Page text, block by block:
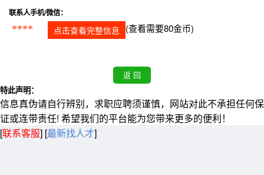
联系人手机/微信：
**** 点击查看完整信息 (查看需要80金币)
特此声明：
信息真伪请自行辨别，求职应聘须谨慎，网站对此不承担任何保
证或连带责任! 希望我们的平台能为您带来更多的便利！
[联系客服] [最新找人才]